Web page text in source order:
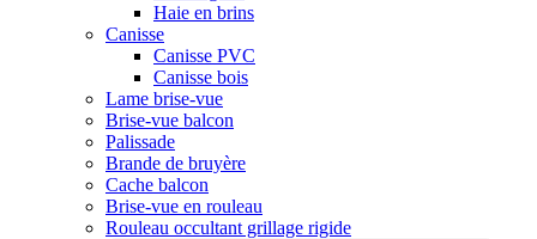
Haie en brins
Canisse
Canisse PVC
Canisse bois
Lame brise-vue
Brise-vue balcon
Palissade
Brande de bruyère
Cache balcon
Brise-vue en rouleau
Rouleau occultant grillage rigide